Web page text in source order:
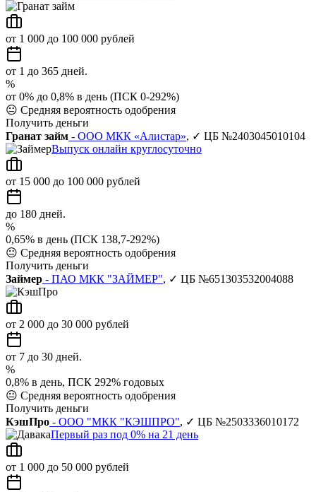
от 1 000 до 100 000 рублей
от 1 до 365 дней.
%
от 0% до 0,8% в день (ПСК 0-292%)
😐 Средняя вероятность одобрения
Получить деньги
Гранат займ - ООО МКК «Алистар», ✓ ЦБ №2403045010104
Выпуск онлайн круглосуточно
от 15 000 до 100 000 рублей
до 180 дней.
%
0,65% в день (ПСК 138,7-292%)
😐 Средняя вероятность одобрения
Получить деньги
Займер - ПАО МКК "ЗАЙМЕР", ✓ ЦБ №651303532004088
от 2 000 до 30 000 рублей
от 7 до 30 дней.
%
0,8% в день, ПСК 292% годовых
😐 Средняя вероятность одобрения
Получить деньги
КэшПро - ООО "МКК "КЭШПРО", ✓ ЦБ №2503336010172
Первый раз под 0% на 21 день
от 1 000 до 50 000 рублей